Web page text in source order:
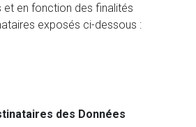
et en fonction des finalités
exposés ci-dessous :
des Données